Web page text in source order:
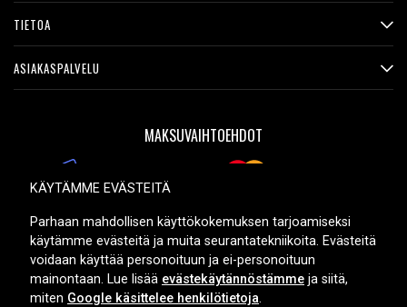
TIETOA
ASIAKASPALVELU
MAKSUVAIHTOEHDOT
TOIMITUSVAIHTOEHDOT
KÄYTÄMME EVÄSTEITÄ
Parhaan mahdollisen käyttökokemuksen tarjoamiseksi
käytämme evästeitä ja muita seurantatekniikoita. Evästeitä
voidaan käyttää personoituun ja ei-personoituun
mainontaan. Lue lisää evästekäytännöstämme ja siitä,
miten Google käsittelee henkilötietoja.